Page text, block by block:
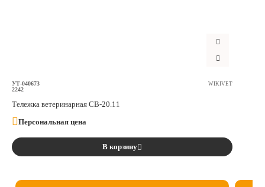
УТ-040673
2242
WIKIVET
Тележка ветеринарная СВ-20.11
Персональная цена
В корзину